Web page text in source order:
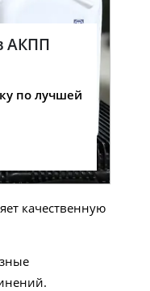
АКПП
по лучшей
качественную